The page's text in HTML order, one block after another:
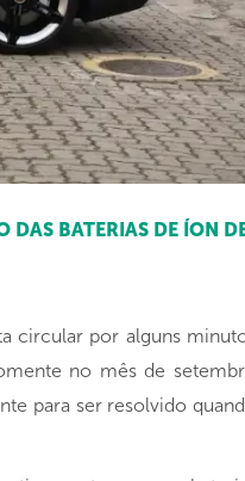
DAS BATERIAS DE ÍON
circular por alguns
no mês de
para ser resolvido